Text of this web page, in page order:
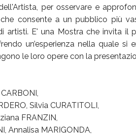
per osservare e
consente a un pubblico più
artisti. E' una Mostra che invita il
un’esperienza nella quale si
le loro opere con la
Silvia CURATITOLI,
FRANZIN,
Annalisa MARIGONDA,